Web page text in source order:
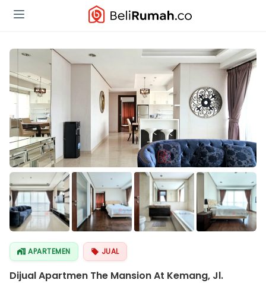
APARTEMEN JUAL
Dijual Apartmen The Mansion At Kemang, Jl.